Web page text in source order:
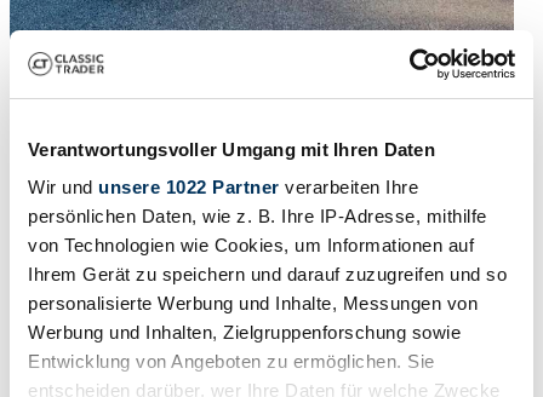
Verantwortungsvoller Umgang mit Ihren Daten
Wir und unsere 1022 Partner verarbeiten Ihre
persönlichen Daten, wie z. B. Ihre IP-Adresse, mithilfe
von Technologien wie Cookies, um Informationen auf
Ihrem Gerät zu speichern und darauf zuzugreifen und so
personalisierte Werbung und Inhalte, Messungen von
Werbung und Inhalten, Zielgruppenforschung sowie
Entwicklung von Angeboten zu ermöglichen. Sie
entscheiden darüber, wer Ihre Daten für welche Zwecke
/11
911 TARGA
€ 89.000
Baureihe
"Urmodell"
Karosserieform
Cabriolet (Targa)
Tachostand (abgelesen)
345 km
Leistung (kW/PS)
92 / 125